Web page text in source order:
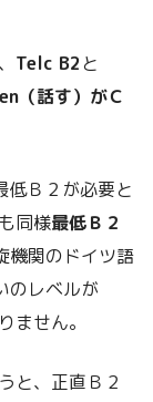
Telc B2と
（話す）がＣ
低Ｂ２が必要と
同様最低Ｂ２
機関のドイツ語
のレベルが
ません。
と、正直Ｂ２